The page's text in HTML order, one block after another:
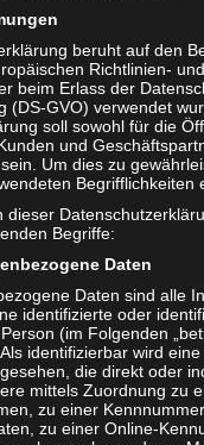
für mich?
15. JULI 2018
fühlt sich nicht
WEITERLESEN...
|Datenauszug|
|Fotonachweise |
beruht auf den
Richtlinien- und
beim Erlass der
(DS-GVO) verwendet
soll sowohl für die
und
Um dies zu
Begrifflichkeiten
dieser
Begriffe:
Daten
Daten sind alle
identifizierte oder
(im Folgenden
identifizierbar wird
die direkt oder
mittels Zuordnung zu
zu einer
zu einer Online-